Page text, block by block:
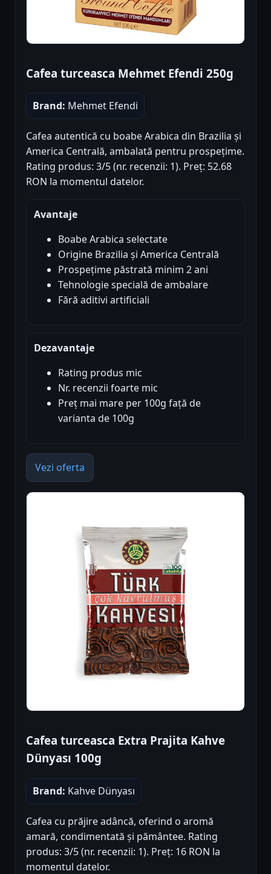
Cafea turceasca Mehmet Efendi 250g
Brand: Mehmet Efendi
Cafea autentică cu boabe Arabica din Brazilia și
America Centrală, ambalată pentru prospețime.
Rating produs: 3/5 (nr. recenzii: 1). Preț: 52.68
RON la momentul datelor.
Avantaje
Boabe Arabica selectate
Origine Brazilia și America Centrală
Prospețime păstrată minim 2 ani
Tehnologie specială de ambalare
Fără aditivi artificiali
Dezavantaje
Rating produs mic
Nr. recenzii foarte mic
Preț mai mare per 100g față de
varianta de 100g
Vezi oferta
Cafea turceasca Extra Prajita Kahve
Dünyası 100g
Brand: Kahve Dünyası
Cafea cu prăjire adâncă, oferind o aromă
amară, condimentată și pământee. Rating
produs: 3/5 (nr. recenzii: 1). Preț: 16 RON la
momentul datelor.